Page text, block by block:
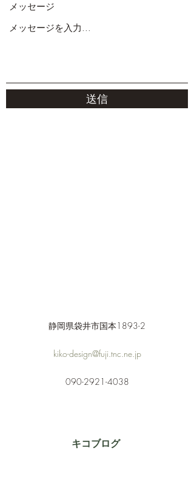
メッセージ
送信
静岡県袋井市国本1893-2
kiko-design@fuji.tnc.ne.jp
090-2921-4038
​キコブログ